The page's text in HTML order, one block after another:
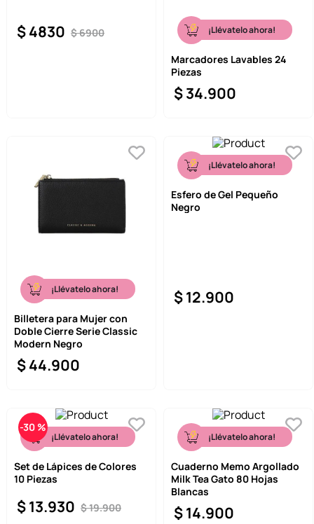
$6900
$4830 ¡Llévatelo ahora!
Marcadores Lavables 24
Piezas
$34.900
¡Llévatelo ahora!
Billetera para Mujer con
Doble Cierre Serie Classic
Modern Negro
$44.900
¡Llévatelo ahora!
Esfero de Gel Pequeño
Negro
$12.900
-30 %
¡Llévatelo ahora!
Set de Lápices de Colores
10 Piezas
$19.900
$13.930
¡Llévatelo ahora!
Cuaderno Memo Argollado
Milk Tea Gato 80 Hojas
Blancas
$14.900